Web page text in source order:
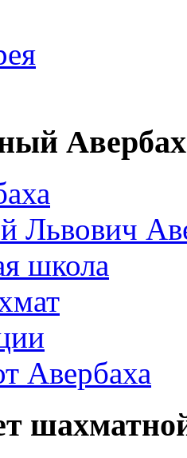
Авербах
школа
Авербаха